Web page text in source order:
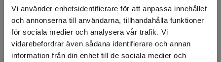
Vi använder enhetsidentifierare för att anpassa innehållet
och annonserna till användarna, tillhandahålla funktioner
för sociala medier och analysera vår trafik. Vi
vidarebefordrar även sådana identifierare och annan
information från din enhet till de sociala medier och
Artikelnr: 303374
Minsta beställning: 1 frp
Ansök om konto